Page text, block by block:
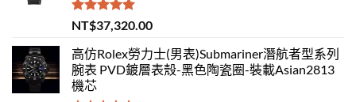
評分5.00
滿分 5
NT$37,320.00
高仿Rolex勞力士(男表)Submariner潛航者型系列
腕表 PVD鍍層表殼-黑色陶瓷圈-裝載Asian2813
機芯